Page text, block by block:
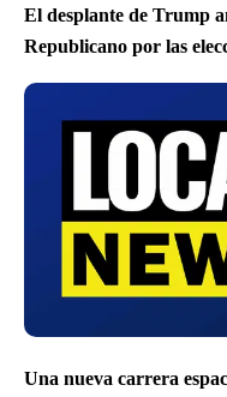
El desplante de Trump
Republicano por las
Una nueva carrera